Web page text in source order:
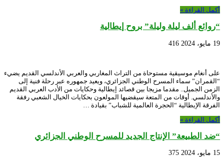
أكمل القراءة »
“روائع ألف ليلة وليلة” بروح إيطالية
19 مايو، 2024 416
على أنغام موسيقية مستوحاة من التراث المغاربي والعربي الأندلسي القديم يضيء
“القمران” سماء المسرح الوطني الجزائري، ويعيد جمهوره عبر رحلة فنية إلى
الزمن الجميل.. مقدما مزيجا بين قصائد إيطالية وحكايات من الأدب العربي القديم
والأندلسي. أوقات من المتعة سيقضيها المولعون بحكايات الخيال الشعبي رفقة
الفرقة الإيطالية “الحجرة العالمية للشباب” بقيادة …
أكمل القراءة »
“ضد الطبيعة” الإنتاج الجديد للمسرح الوطني الجزائري
15 مايو، 2024 375